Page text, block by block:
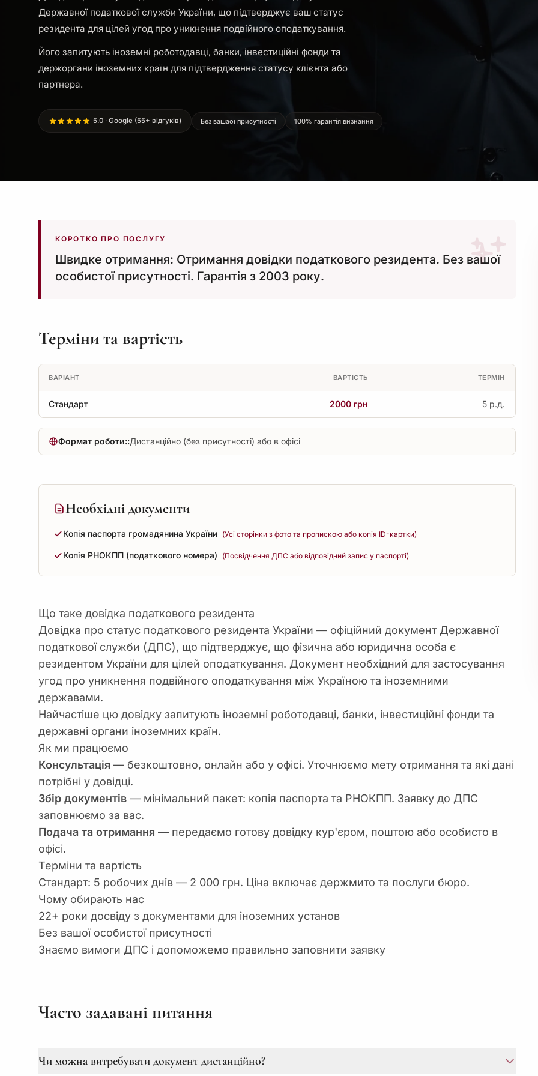
Державної податкової служби України, що підтверджує ваш статус
резидента для цілей угод про уникнення подвійного оподаткування.
Його запитують іноземні роботодавці, банки, інвестиційні фонди та
держоргани іноземних країн для підтвердження статусу клієнта або
партнера.
5.0 · Google (55+ відгуків) Без вашаої присутності 100% гарантія визнання
КОРОТКО ПРО ПОСЛУГУ
Швидке отримання: Отримання довідки податкового резидента. Без вашої
особистої присутності. Гарантія з 2003 року.
Терміни та вартість
ВАРІАНТ ВАРТІСТЬ ТЕРМІН
Стандарт 2000 грн 5 р.д.
Формат роботи::Дистанційно (без присутності) або в офісі
Необхідні документи
Копія паспорта громадянина України (Усі сторінки з фото та пропискою або копія ID-картки)
Копія РНОКПП (податкового номера) (Посвідчення ДПС або відповідний запис у паспорті)
Що таке довідка податкового резидента
Довідка про статус податкового резидента України — офіційний документ Державної
податкової служби (ДПС), що підтверджує, що фізична або юридична особа є
резидентом України для цілей оподаткування. Документ необхідний для застосування
угод про уникнення подвійного оподаткування між Україною та іноземними
державами.
Найчастіше цю довідку запитують іноземні роботодавці, банки, інвестиційні фонди та
державні органи іноземних країн.
Як ми працюємо
Консультація — безкоштовно, онлайн або у офісі. Уточнюємо мету отримання та які дані
потрібні у довідці.
Збір документів — мінімальний пакет: копія паспорта та РНОКПП. Заявку до ДПС
заповнюємо за вас.
Подача та отримання — передаємо готову довідку кур'єром, поштою або особисто в
офісі.
Терміни та вартість
Стандарт: 5 робочих днів — 2 000 грн. Ціна включає держмито та послуги бюро.
Чому обирають нас
22+ роки досвіду з документами для іноземних установ
Без вашої особистої присутності
Знаємо вимоги ДПС і допоможемо правильно заповнити заявку
Часто задавані питання
Чи можна витребувати документ дистанційно?